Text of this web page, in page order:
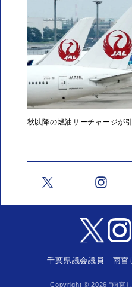
秋以降の燃油サーチャージが引
千葉県議会議員 雨宮
Copyright ©2026 "雨宮